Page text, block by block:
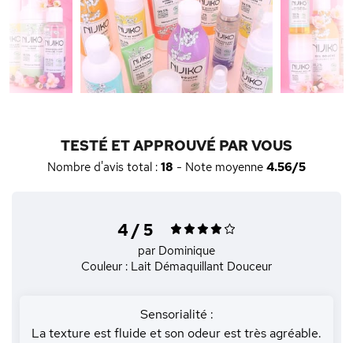
TESTÉ ET APPROUVÉ PAR VOUS
Nombre d'avis total : 18 - Note moyenne 4.56/5
4 / 5
par Dominique
Couleur : Lait Démaquillant Douceur
Sensorialité :
La texture est fluide et son odeur est très agréable.